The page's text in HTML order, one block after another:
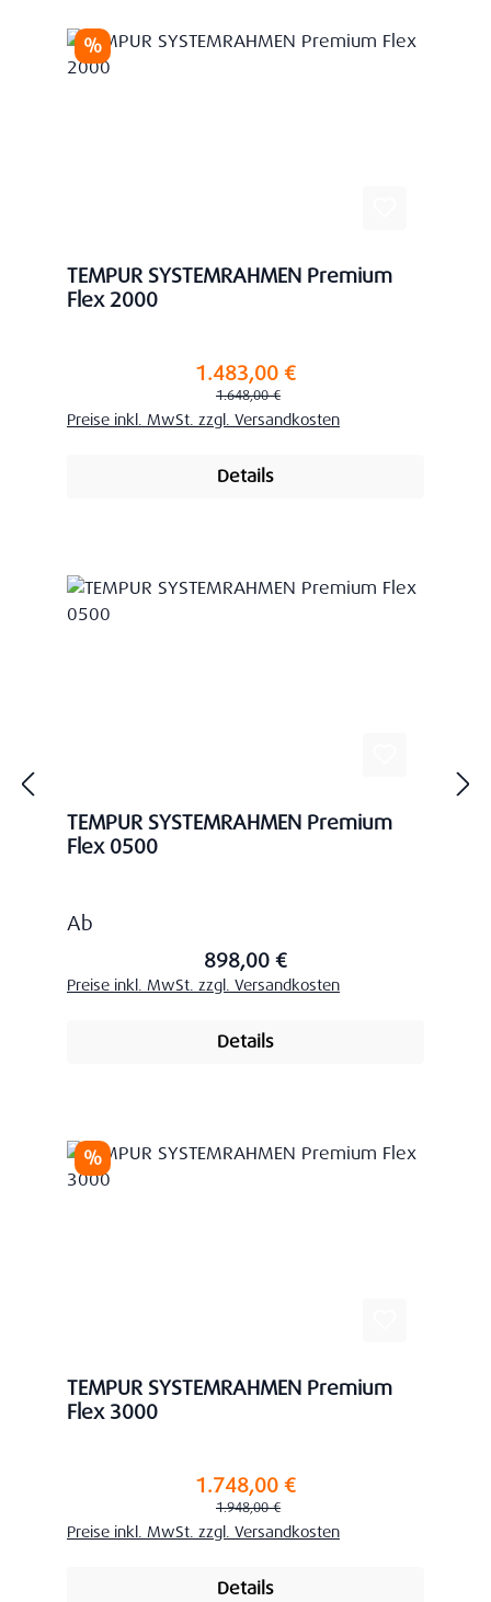
Rabatt
%
TEMPUR SYSTEMRAHMEN Premium
Flex 2000
Verkaufspreis:1.483,00 €
Regulärer Preis:
1.648,00 €
Preise inkl. MwSt. zzgl. Versandkosten
Details
TEMPUR SYSTEMRAHMEN Premium
Flex 0500
Regulärer Preis:
Ab
898,00 €
Preise inkl. MwSt. zzgl. Versandkosten
Details
Rabatt
%
TEMPUR SYSTEMRAHMEN Premium
Flex 3000
Verkaufspreis:1.748,00 €
Regulärer Preis:
1.948,00 €
Preise inkl. MwSt. zzgl. Versandkosten
Details